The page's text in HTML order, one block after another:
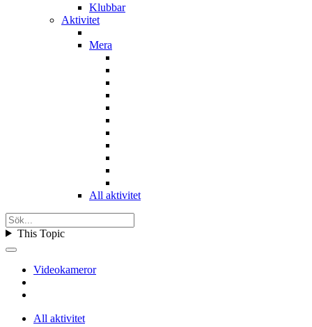
Klubbar
Aktivitet
Mera
All aktivitet
This Topic
Videokameror
All aktivitet